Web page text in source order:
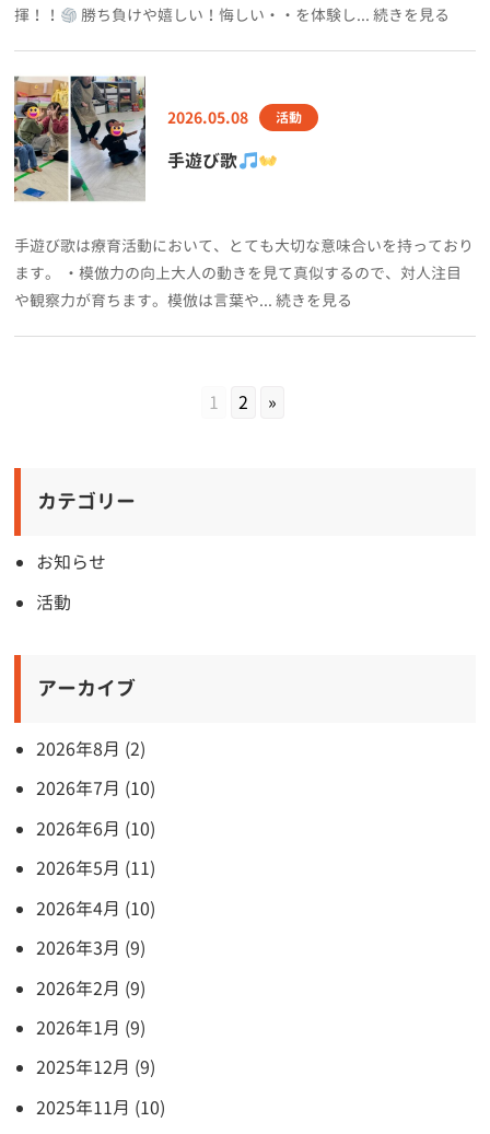
揮！！ 勝ち負けや嬉しい！悔しい・・を体験し... 続きを見る
2026.05.08 活動
手遊び歌
手遊び歌は療育活動において、とても大切な意味合いを持っており
ます。 ・模倣力の向上大人の動きを見て真似するので、対人注目
や観察力が育ちます。模倣は言葉や... 続きを見る
1 2 »
カテゴリー
お知らせ
活動
アーカイブ
2026年8月 (2)
2026年7月 (10)
2026年6月 (10)
2026年5月 (11)
2026年4月 (10)
2026年3月 (9)
2026年2月 (9)
2026年1月 (9)
2025年12月 (9)
2025年11月 (10)